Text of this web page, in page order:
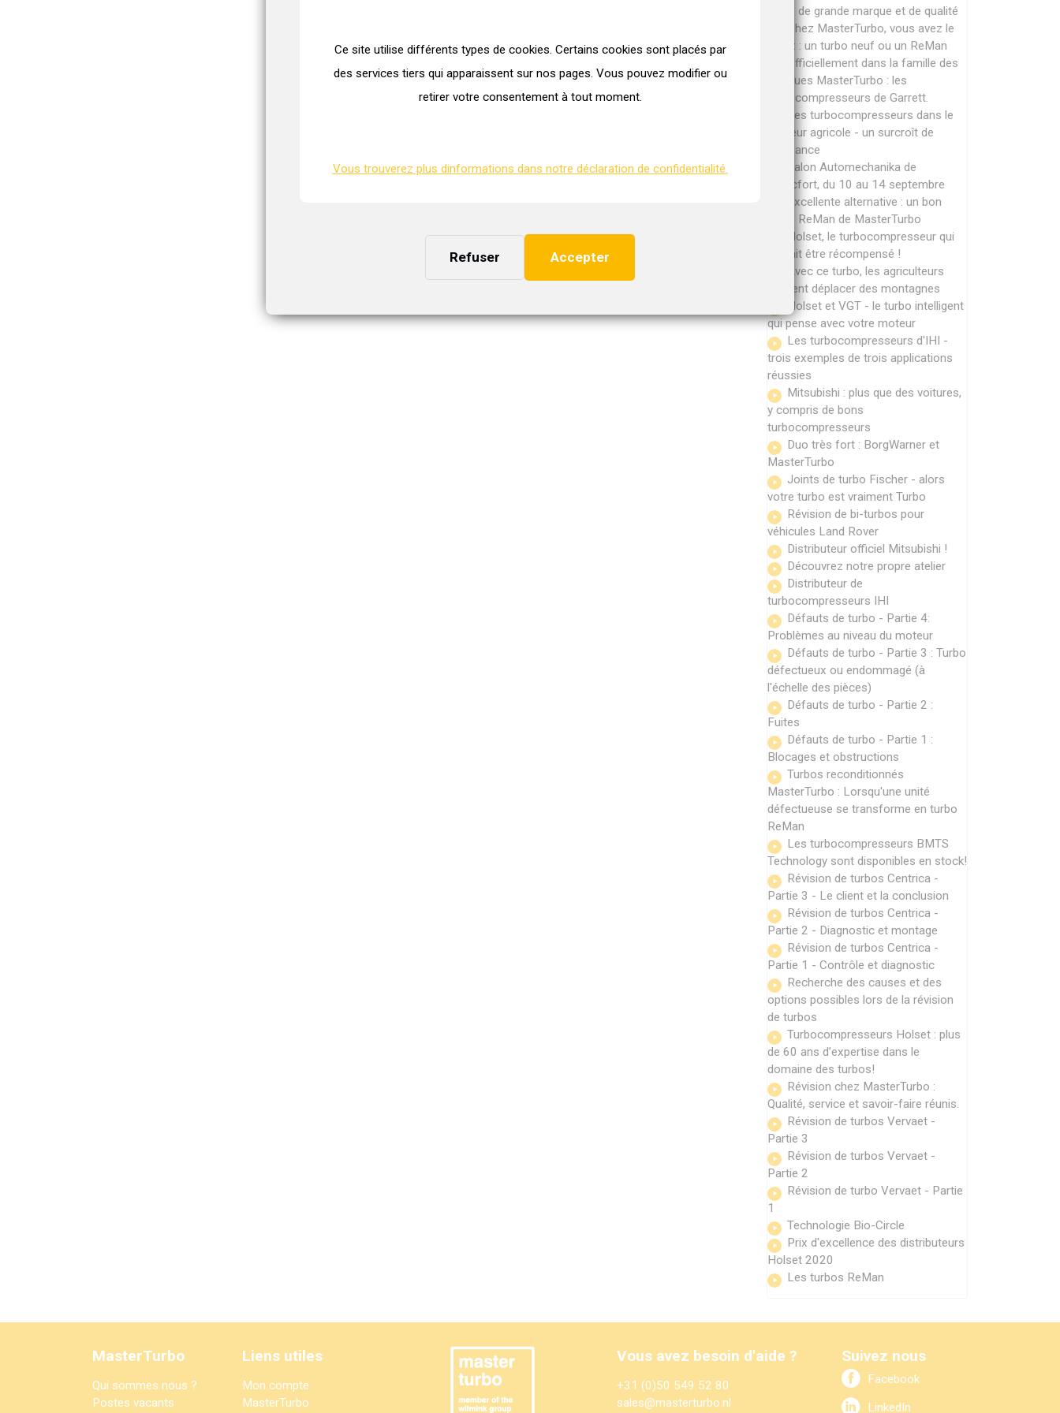
Ce site utilise différents types de cookies. Certains cookies sont placés par
des services tiers qui apparaissent sur nos pages. Vous pouvez modifier ou
retirer votre consentement à tout moment.
Vous trouverez plus dinformations dans notre déclaration de confidentialité.
Refuser Accepter
turbo de grande marque et de qualité
Chez MasterTurbo, vous avez le
choix : un turbo neuf ou un ReMan
Officiellement dans la famille des
marques MasterTurbo : les
turbocompresseurs de Garrett.
Les turbocompresseurs dans le
secteur agricole - un surcroît de
puissance
Salon Automechanika de
Francfort, du 10 au 14 septembre
Excellente alternative : un bon
turbo ReMan de MasterTurbo
Holset, le turbocompresseur qui
devrait être récompensé !
Avec ce turbo, les agriculteurs
peuvent déplacer des montagnes
Holset et VGT - le turbo intelligent
qui pense avec votre moteur
Les turbocompresseurs d'IHI -
trois exemples de trois applications
réussies
Mitsubishi : plus que des voitures,
y compris de bons
turbocompresseurs
Duo très fort : BorgWarner et
MasterTurbo
Joints de turbo Fischer - alors
votre turbo est vraiment Turbo
Révision de bi-turbos pour
véhicules Land Rover
Distributeur officiel Mitsubishi !
Découvrez notre propre atelier
Distributeur de
turbocompresseurs IHI
Défauts de turbo - Partie 4:
Problèmes au niveau du moteur
Défauts de turbo - Partie 3 : Turbo
défectueux ou endommagé (à
l'échelle des pièces)
Défauts de turbo - Partie 2 :
Fuites
Défauts de turbo - Partie 1 :
Blocages et obstructions
Turbos reconditionnés
MasterTurbo : Lorsqu'une unité
défectueuse se transforme en turbo
ReMan
Les turbocompresseurs BMTS
Technology sont disponibles en stock!
Révision de turbos Centrica -
Partie 3 - Le client et la conclusion
Révision de turbos Centrica -
Partie 2 - Diagnostic et montage
Révision de turbos Centrica -
Partie 1 - Contrôle et diagnostic
Recherche des causes et des
options possibles lors de la révision
de turbos
Turbocompresseurs Holset : plus
de 60 ans d’expertise dans le
domaine des turbos!
Révision chez MasterTurbo :
Qualité, service et savoir-faire réunis.
Révision de turbos Vervaet -
Partie 3
Révision de turbos Vervaet -
Partie 2
Révision de turbo Vervaet - Partie
1
Technologie Bio-Circle
Prix d'excellence des distributeurs
Holset 2020
Les turbos ReMan
MasterTurbo
Qui sommes nous ?
Postes vacants
Liens utiles
Mon compte
MasterTurbo
Vous avez besoin d'aide ?
+31 (0)50 549 52 80
sales@masterturbo.nl
Suivez nous
Facebook
LinkedIn